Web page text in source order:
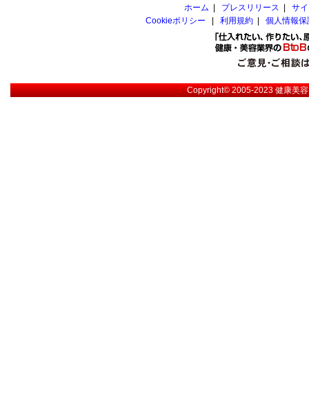
ホーム
プレスリリース
サ
Cookieポリシー
利用規約 個人情報
Copyright© 2005-2023健康美